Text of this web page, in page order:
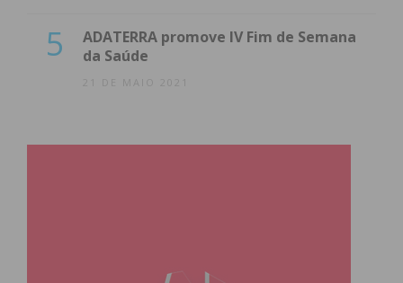
5
ADATERRA promove IV Fim de Semana
da Saúde
21 DE MAIO 2021